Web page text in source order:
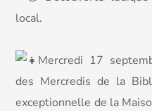
local.
Mercredi 17
des Mercredis de la
exceptionnelle de la